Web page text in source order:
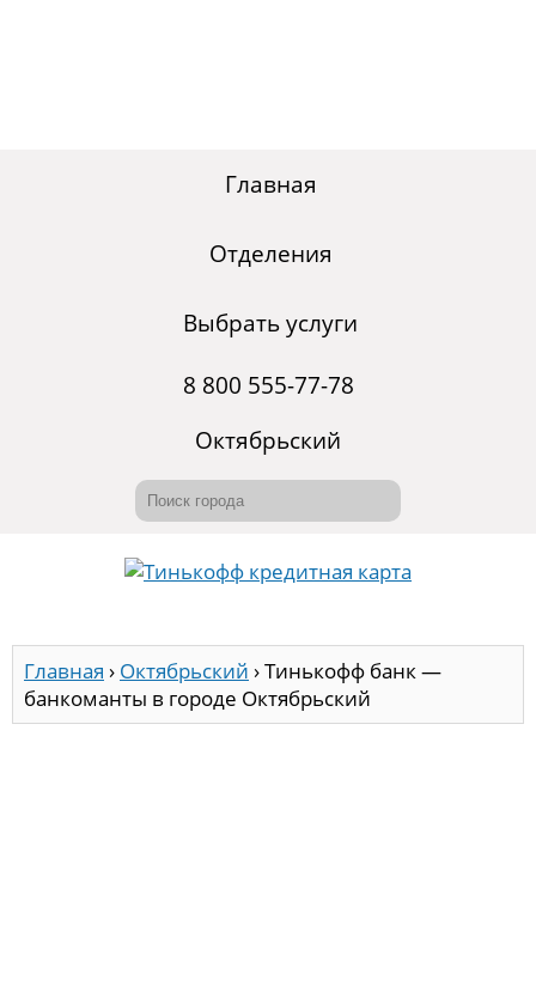
Главная
Отделения
Выбрать услуги
8 800 555-77-78
Октябрьский
Главная › Октябрьский ›Тинькофф банк —
банкоманты в городе Октябрьский